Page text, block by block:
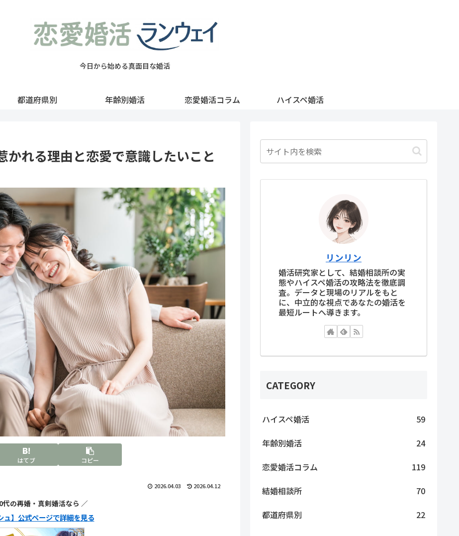
今日から始める真面目な婚活
都道府県別 年齢別婚活 恋愛婚活コラム ハイスペ婚活
かれる理由と恋愛で意識したいこと
はてブ コピー
2026.04.03 2026.04.12
代の再婚・真剣婚活なら ／
ュ】公式ページで詳細を見る
リンリン
婚活研究家として、結婚相談所の実
態やハイスペ婚活の攻略法を徹底調
査。データと現場のリアルをもと
に、中立的な視点であなたの婚活を
最短ルートへ導きます。
CATEGORY
ハイスペ婚活
59
年齢別婚活
24
恋愛婚活コラム
119
結婚相談所
70
都道府県別
22